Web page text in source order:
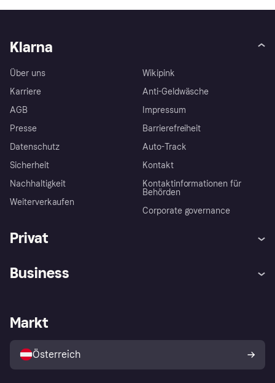
Klarna
Über uns
Karriere
AGB
Presse
Datenschutz
Sicherheit
Nachhaltigkeit
Weiterverkaufen
Wikipink
Anti-Geldwäsche
Impressum
Barrierefreiheit
Auto-Track
Kontakt
Kontaktinformationen für
Behörden
Corporate governance
Privat
Shops entdecken
Business
Händlerportal
Markt
Österreich